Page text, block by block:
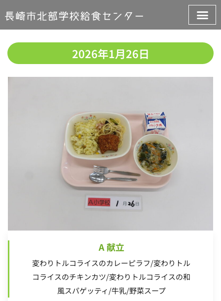
2026年1月26日
A 献立
変わりトルコライスのカレーピラフ/変わりトル
コライスのチキンカツ/変わりトルコライスの和
風スパゲッティ/牛乳/野菜スープ